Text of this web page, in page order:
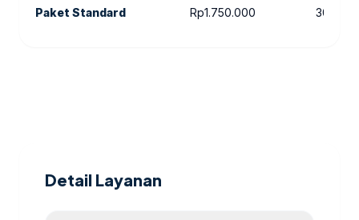
Paket Standard Rp1.750.000 30 hari
Detail Layanan